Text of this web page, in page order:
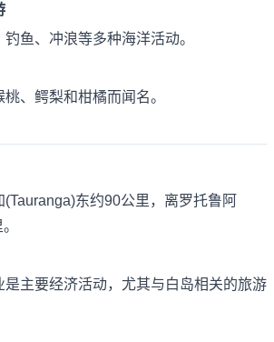
鱼、冲浪等多种海洋活动。
、鳄梨和柑橘而闻名。
东约90公里，离罗托鲁阿
是主要经济活动，尤其与白岛相关的旅游